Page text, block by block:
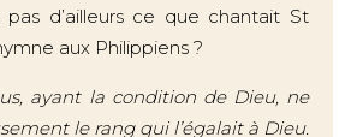
pas d’ailleurs ce que chantait St
aux Philippiens ?
ayant la condition de Dieu, ne
le rang qui l’égalait à Dieu.